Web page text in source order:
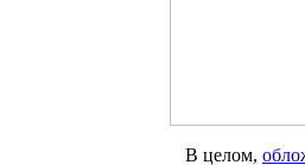
В целом,